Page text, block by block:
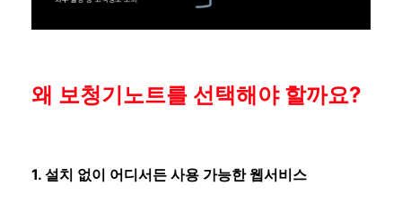
왜 보청기노트를 선택해야 할까요?
1. 설치 없이 어디서든 사용 가능한 웹서비스